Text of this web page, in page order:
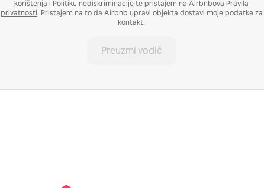
korištenja i Politiku nediskriminacijete pristajem na Airbnbova Pravila
privatnosti. Pristajem na to da Airbnb upravi objekta dostavi moje podatke za
kontakt.
Preuzmi vodič